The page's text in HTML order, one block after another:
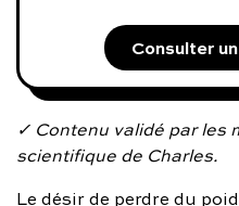
Vous avez des
Consulter
✓ Contenu validé par les
scientifique de Charles.
Le désir de perdre du